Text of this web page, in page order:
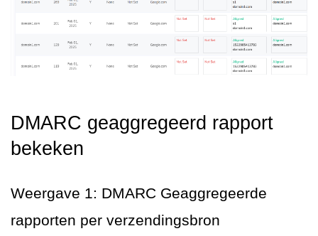
DMARC geaggregeerd rapport
bekeken
Weergave 1: DMARC Geaggregeerde
rapporten per verzendingsbron